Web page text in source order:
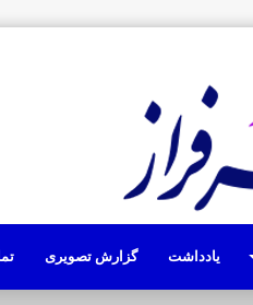
یادداشت گزارش تصویری